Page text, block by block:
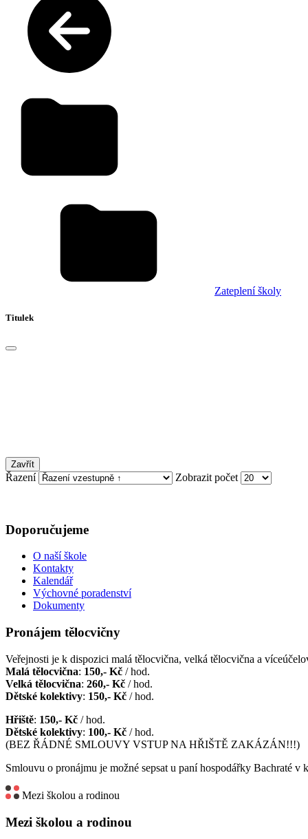
Zateplení školy
Titulek
Zavřít
Řazení Zobrazit počet
Doporučujeme
O naší škole
Kontakty
Kalendář
Výchovné poradenství
Dokumenty
Pronájem tělocvičny
Veřejnosti je k dispozici malá tělocvična, velká tělocvična a
Malá tělocvična: 150,- Kč / hod.
Velká tělocvična: 260,- Kč / hod.
Dětské kolektivy: 150,- Kč / hod.
Hřiště: 150,- Kč / hod.
Dětské kolektivy: 100,- Kč / hod.
(BEZ ŘÁDNÉ SMLOUVY VSTUP NA HŘIŠTĚ ZAKÁZÁN!!!)
Smlouvu o pronájmu je možné sepsat u paní hospodářky Bachraté
Mezi školou a rodinou
Mezi školou a rodinou